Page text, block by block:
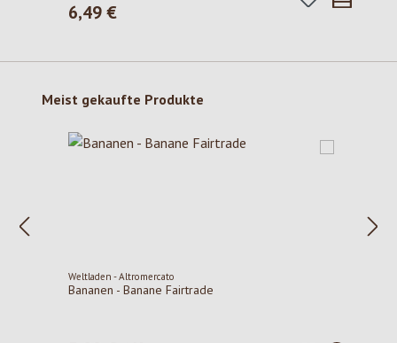
Regulärer Preis:
6,49 €
Produktgalerie überspringen
Meist gekaufte Produkte
Weltladen - Altromercato
Bananen - Banane Fairtrade